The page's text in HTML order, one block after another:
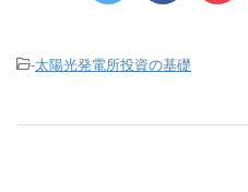
-太陽光発電所投資の基礎